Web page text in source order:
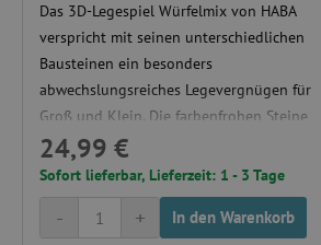
Das 3D-Legespiel Würfelmix von HABA
verspricht mit seinen unterschiedlichen
Bausteinen ein besonders
abwechslungsreiches Legevergnügen für
Groß und Klein. Die farbenfrohen Steine
des 3D-Legespiels Würfelmix ergeben
richtig kombiniert 8 gleich große Würfel.
Mit allen Steinen wird gelegt und gebaut –
immer wieder anders, jedes Mal
24,99 €
Sofort lieferbar, Lieferzeit: 1 - 3 Tage
+
- In den Warenkorb